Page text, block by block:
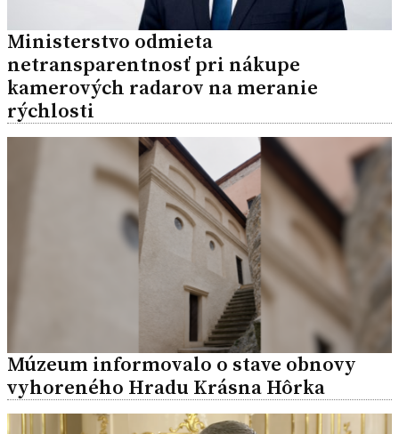
Ministerstvo odmieta
netransparentnosť pri nákupe
kamerových radarov na meranie
rýchlosti
Múzeum informovalo o stave obnovy
vyhoreného Hradu Krásna Hôrka